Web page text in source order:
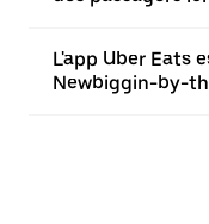
L'app Uber Eats
Newbiggin-by-